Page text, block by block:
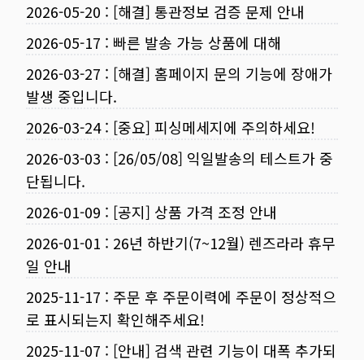
2026-05-20 : [해결] 통관정보 검증 문제 안내
2026-05-17 : 빠른 발송 가능 상품에 대해
2026-03-27 : [해결] 홈페이지 문의 기능에 장애가
발생 중입니다.
2026-03-24: [중요] 피싱메세지에 주의하세요!
2026-03-03 : [26/05/08] 익일발송의 테스트가 중
단됩니다.
2026-01-09 : [공지] 상품 가격 조정 안내
2026-01-01 : 26년 하반기(7~12월) 렌즈라라 휴무
일 안내
2025-11-17 : 주문 후 주문이력에 주문이 정상적으
로 표시되는지 확인해주세요!
2025-11-07 : [안내] 검색 관련 기능이 대폭 추가되